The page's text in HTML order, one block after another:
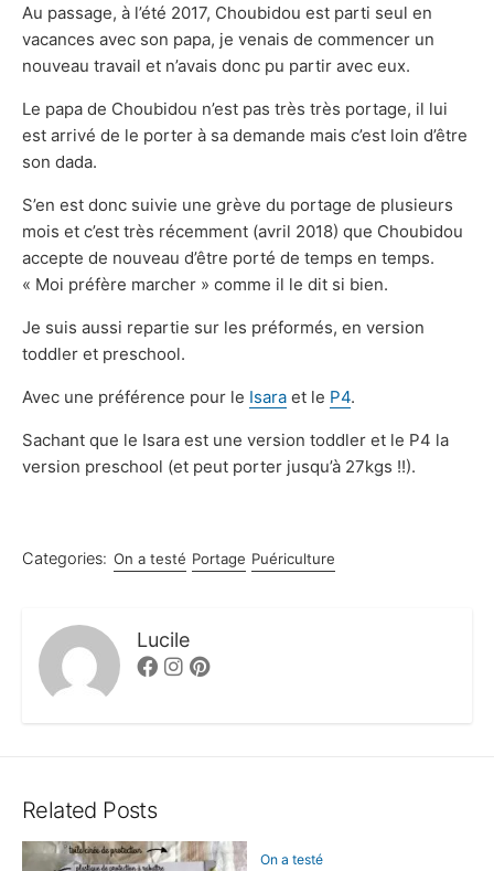
Au passage, à l’été 2017, Choubidou est parti seul en
vacances avec son papa, je venais de commencer un
nouveau travail et n’avais donc pu partir avec eux.
Le papa de Choubidou n’est pas très très portage, il lui
est arrivé de le porter à sa demande mais c’est loin d’être
son dada.
S’en est donc suivie une grève du portage de plusieurs
mois et c’est très récemment (avril 2018) que Choubidou
accepte de nouveau d’être porté de temps en temps.
« Moi préfère marcher » comme il le dit si bien.
Je suis aussi repartie sur les préformés, en version
toddler et preschool.
Avec une préférence pour le Isara et le P4.
Sachant que le Isara est une version toddler et le P4 la
version preschool (et peut porter jusqu’à 27kgs !!).
Categories: On a testé Portage Puériculture
Lucile
FacebookInstagram
Pinterest
Related Posts
On a testé